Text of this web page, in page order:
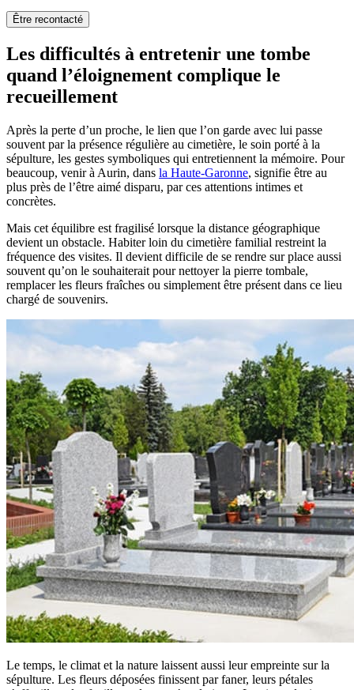
Être recontacté
Les difficultés à entretenir une tombe
quand l’éloignement complique le
recueillement
Après la perte d’un proche, le lien que l’on garde avec lui passe
souvent par la présence régulière au cimetière, le soin porté à la
sépulture, les gestes symboliques qui entretiennent la mémoire. Pour
beaucoup, venir à Aurin, dans la Haute-Garonne, signifie être au
plus près de l’être aimé disparu, par ces attentions intimes et
concrètes.
Mais cet équilibre est fragilisé lorsque la distance géographique
devient un obstacle. Habiter loin du cimetière familial restreint la
fréquence des visites. Il devient difficile de se rendre sur place aussi
souvent qu’on le souhaiterait pour nettoyer la pierre tombale,
remplacer les fleurs fraîches ou simplement être présent dans ce lieu
chargé de souvenirs.
Le temps, le climat et la nature laissent aussi leur empreinte sur la
sépulture. Les fleurs déposées finissent par faner, leurs pétales